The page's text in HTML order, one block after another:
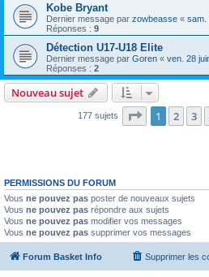
Kobe Bryant
Dernier message par zowbeasse « sam.
Réponses : 9
Détection U17-U18 Elite
Dernier message par Goren « ven. 28
Réponses : 2
Nouveau sujet
177 sujets Page 1sur8
1 2 3
PERMISSIONS DU FORUM
Vous ne pouvez pas poster de nouveaux sujets
Vous ne pouvez pas répondre aux sujets
Vous ne pouvez pas modifier vos messages
Vous ne pouvez pas supprimer vos messages
Forum Basket Info Supprimer les